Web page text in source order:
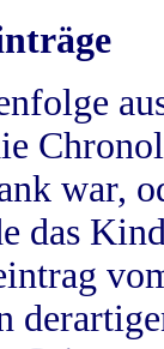
war,
das